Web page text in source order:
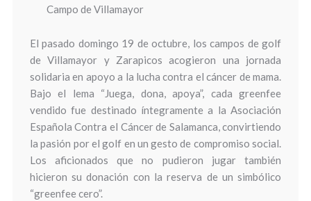
Campo de Villamayor
El pasado domingo 19 de octubre, los campos de golf
de Villamayor y Zarapicos acogieron una jornada
solidaria en apoyo a la lucha contra el cáncer de mama.
Bajo el lema “Juega, dona, apoya”, cada greenfee
vendido fue destinado íntegramente a la Asociación
Española Contra el Cáncer de Salamanca, convirtiendo
la pasión por el golf en un gesto de compromiso social.
Los aficionados que no pudieron jugar también
hicieron su donación con la reserva de un simbólico
“greenfee cero”.